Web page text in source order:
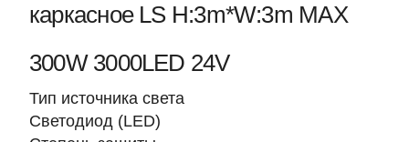
каркасное LS H:3m*W:3m MAX
300W 3000LED 24V
Тип источника света
Светодиод (LED)